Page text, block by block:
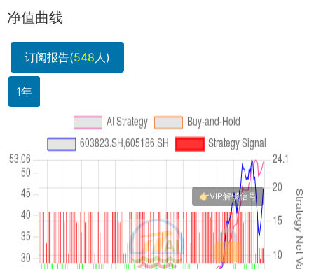
净值曲线
订阅报告(548人)
1年